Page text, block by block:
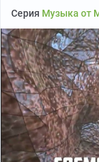
Серия Музыка от